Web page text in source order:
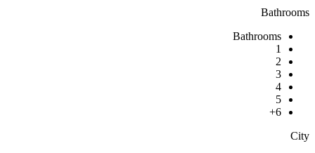
Bathrooms
Bathrooms
1
2
3
4
5
6+
City